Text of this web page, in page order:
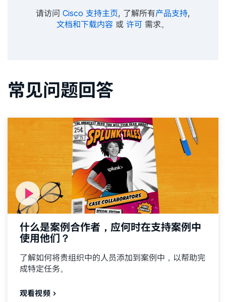
请访问 Cisco 支持主页, 了解所有产品支持,
文档和下载内容 或许可 需求。
常见问题回答
什么是案例合作者，应何时在支持案例中
使用他们？
了解如何将贵组织中的人员添加到案例中，以帮助完
成特定任务。
观看视频